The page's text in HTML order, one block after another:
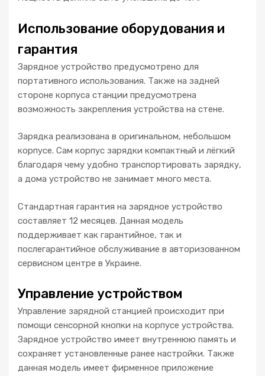
Использование оборудования и
гарантия
Зарядное устройство предусмотрено для
портативного использования. Также на задней
стороне корпуса станции предусмотрена
возможность закрепления устройства на стене.
Зарядка реализована в оригинальном, небольшом
корпусе. Сам корпус зарядки компактный и лёгкий
благодаря чему удобно транспортировать зарядку,
а дома устройство не занимает много места.
Стандартная гарантия на зарядное устройство
составляет 12 месяцев. Данная модель
поддерживает как гарантийное, так и
послегарантийное обслуживание в авторизованном
сервисном центре в Украине.
Управление устройством
Управление зарядной станцией происходит при
помощи сенсорной кнопки на корпусе устройства.
Зарядное устройство имеет внутреннюю память и
сохраняет установленные ранее настройки. Также
данная модель имеет фирменное приложение